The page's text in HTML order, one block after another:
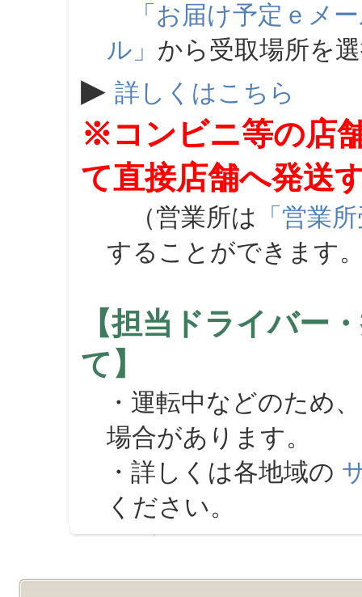
「お届け予定ｅメ
ル」 から受取場所を
▶ 詳しくはこちら
※コンビニ等の店
て直接店舗へ発送
（営業所は 「営業
することができます
【担当ドライバー
て】
・運転中などのため
場合があります。
・詳しくは各地域の
ください。